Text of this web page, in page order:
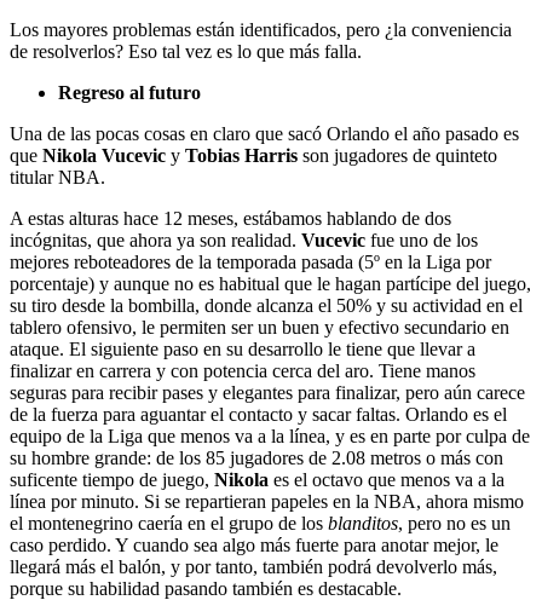
Los mayores problemas están identificados, pero ¿la conveniencia
de resolverlos? Eso tal vez es lo que más falla.
Regreso al futuro
Una de las pocas cosas en claro que sacó Orlando el año pasado es
que Nikola Vucevic y Tobias Harris son jugadores de quinteto
titular NBA.
A estas alturas hace 12 meses, estábamos hablando de dos
incógnitas, que ahora ya son realidad. Vucevic fue uno de los
mejores reboteadores de la temporada pasada (5º en la Liga por
porcentaje) y aunque no es habitual que le hagan partícipe del juego,
su tiro desde la bombilla, donde alcanza el 50% y su actividad en el
tablero ofensivo, le permiten ser un buen y efectivo secundario en
ataque. El siguiente paso en su desarrollo le tiene que llevar a
finalizar en carrera y con potencia cerca del aro. Tiene manos
seguras para recibir pases y elegantes para finalizar, pero aún carece
de la fuerza para aguantar el contacto y sacar faltas. Orlando es el
equipo de la Liga que menos va a la línea, y es en parte por culpa de
su hombre grande: de los 85 jugadores de 2.08 metros o más con
suficente tiempo de juego, Nikola es el octavo que menos va a la
línea por minuto. Si se repartieran papeles en la NBA, ahora mismo
el montenegrino caería en el grupo de los blanditos, pero no es un
caso perdido. Y cuando sea algo más fuerte para anotar mejor, le
llegará más el balón, y por tanto, también podrá devolverlo más,
porque su habilidad pasando también es destacable.